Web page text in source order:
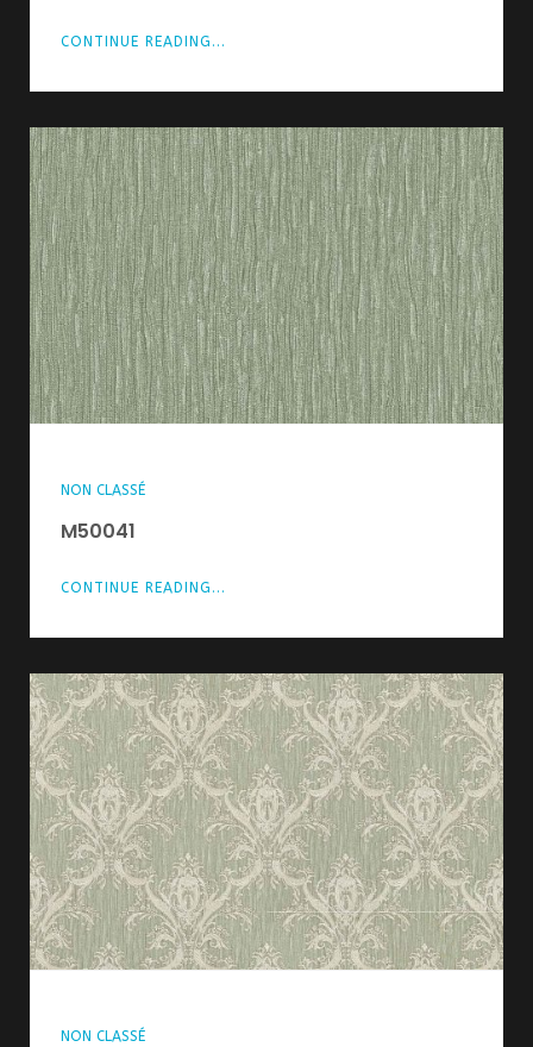
CONTINUE READING...
NON CLASSÉ
M50041
CONTINUE READING...
NON CLASSÉ